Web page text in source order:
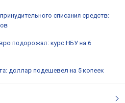
списания средств:
подорожал: курс НБУ на 6
доллар подешевел на 5 копеек